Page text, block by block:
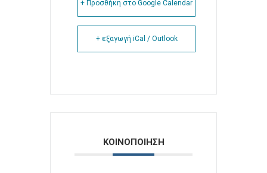
+ Προσθήκη στο Google Calendar
+ εξαγωγή iCal / Outlook
ΚΟΙΝΟΠΟΙΗΣΗ